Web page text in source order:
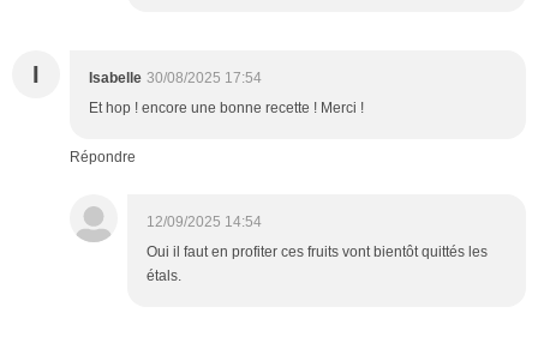
I Isabelle 30/08/2025 17:54
Et hop ! encore une bonne recette ! Merci !
Répondre
12/09/2025 14:54
Oui il faut en profiter ces fruits vont bientôt quittés les
étals.